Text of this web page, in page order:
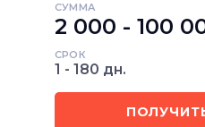
СУММА
2 000 - 100
СРОК
1 - 180 дн.